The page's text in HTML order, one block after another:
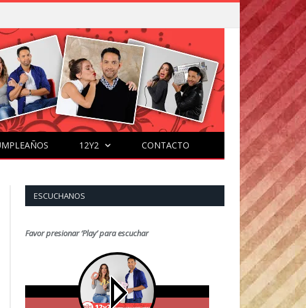
12Y2 CONTACTO
ESCUCHANOS
Favor presionar ‘Play’ para escuchar